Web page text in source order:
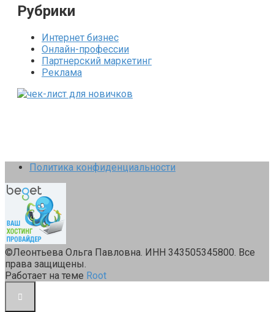
Рубрики
Интернет бизнес
Онлайн-профессии
Партнерский маркетинг
Реклама
Политика конфиденциальности
©Леонтьева Ольга Павловна. ИНН 343505345800. Все
права защищены.
Работает на теме Root